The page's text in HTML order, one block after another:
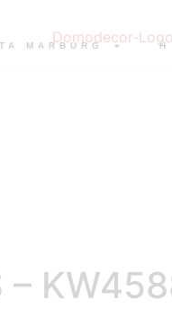
MARBURG Η
–